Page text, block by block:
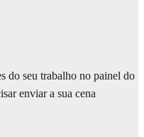
do seu trabalho no painel do
enviar a sua cena